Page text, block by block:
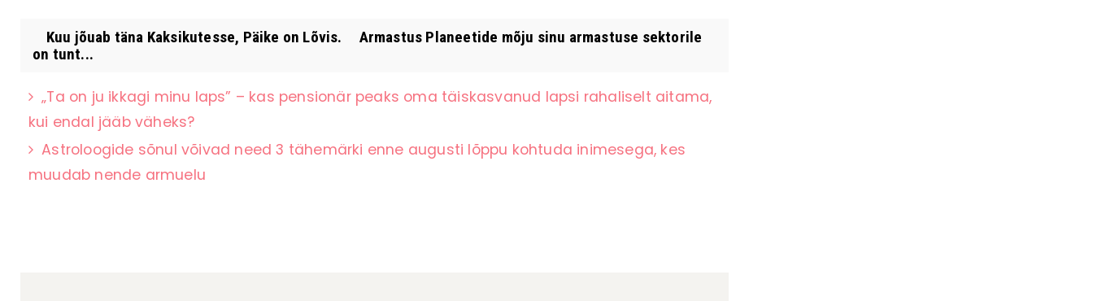
Kuu jõuab täna Kaksikutesse, Päike on Lõvis. Armastus Planeetide mõju sinu armastuse sektorile
on tunt...
„Ta on ju ikkagi minu laps” – kas pensionär peaks oma täiskasvanud lapsi rahaliselt aitama,
kui endal jääb väheks?
Astroloogide sõnul võivad need 3 tähemärki enne augusti lõppu kohtuda inimesega, kes
muudab nende armuelu